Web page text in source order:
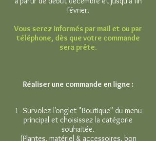
février.
Vous serez informés par mail et ou par
téléphone, dès que votre commande
sera prête.
Réaliser une commande en ligne :
1- Survolez l'onglet "Boutique" du menu
principal et choisissez la catégorie
souhaitée.
(Plantes, matériel & accessoires, bon